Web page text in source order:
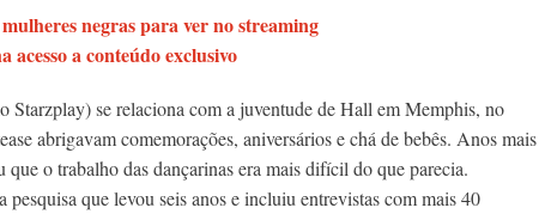
negras para ver no streaming
a conteúdo exclusivo
Starzplay) se relaciona com a juventude de Hall em Memphis, no
abrigavam comemorações, aniversários e chá de bebês. Anos mais
que o trabalho das dançarinas era mais difícil do que parecia.
que levou seis anos e incluiu entrevistas com mais 40